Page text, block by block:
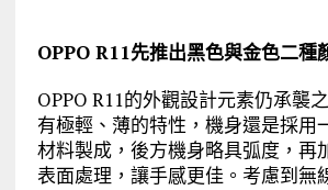
OPPO R11先推出黑色與金色二種
OPPO R11的外觀設計元素仍承襲
有極輕、薄的特性，機身還是採用
材料製成，後方機身略具弧度，再
表面處理，讓手感更佳。考慮到無